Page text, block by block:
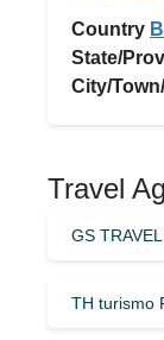
Country
State/
City/
Travel
GS
TH turismo